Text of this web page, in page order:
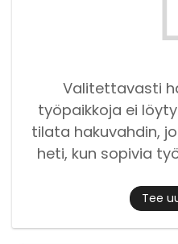
Valitettavasti
työpaikkoja ei
tilata hakuvahdin,
heti, kun sopivia
Tee